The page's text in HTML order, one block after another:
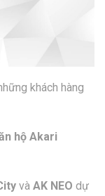
khách hàng
hộ Akari
và AK NEO dự